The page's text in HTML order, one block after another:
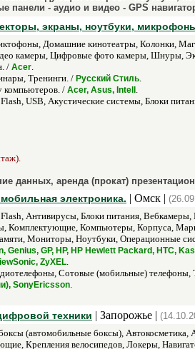
панели - аудио и видео - GPS
экраны, ноутбуки,
Домашние кинотеатры, Колонки,
камеры, Цифровые фото камеры, Шнуры,
/ Acer.
Тренинги. / Русский Стиль.
компьютеров. / Acer, Asus, Intell .
USB, Акустические системы, Блоки
данных, аренда (прокат)
электроника. | Омск |
Антивирусы, Блоки питания,
Комплектующие, Компьютеры, Корпуса,
Мониторы, Ноутбуки, Операционные
GP, HP, HP Hewlett Packard, HTC,
ZyXEL.
Сотовые (мобильные)
SonyEricsson.
техники | Запорожье |
(автомобильные боксы),
Крепления велосипедов, Локеры,